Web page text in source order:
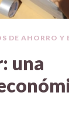
DE AHORRO Y
una